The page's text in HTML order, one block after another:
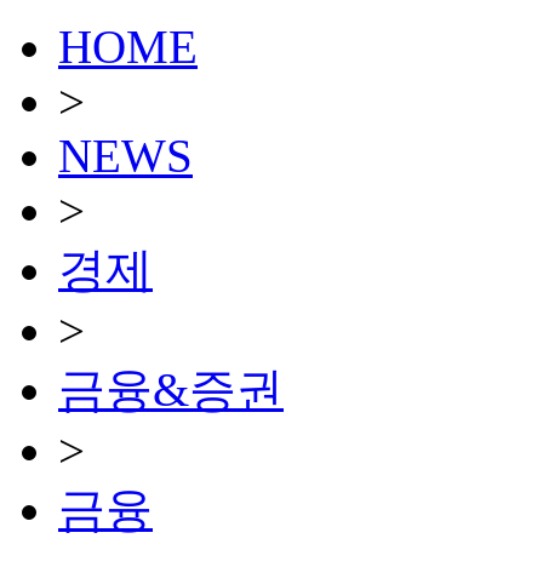
HOME
>
NEWS
>
경제
>
금융&증권
>
금융